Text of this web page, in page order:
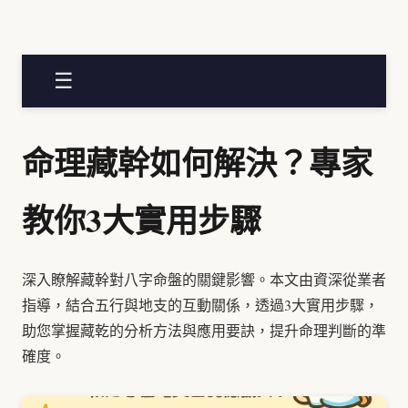
☰
命理藏幹如何解決？專家
教你3大實用步驟
深入瞭解藏幹對八字命盤的關鍵影響。本文由資深從業者
指導，結合五行與地支的互動關係，透過3大實用步驟，
助您掌握藏乾的分析方法與應用要訣，提升命理判斷的準
確度。